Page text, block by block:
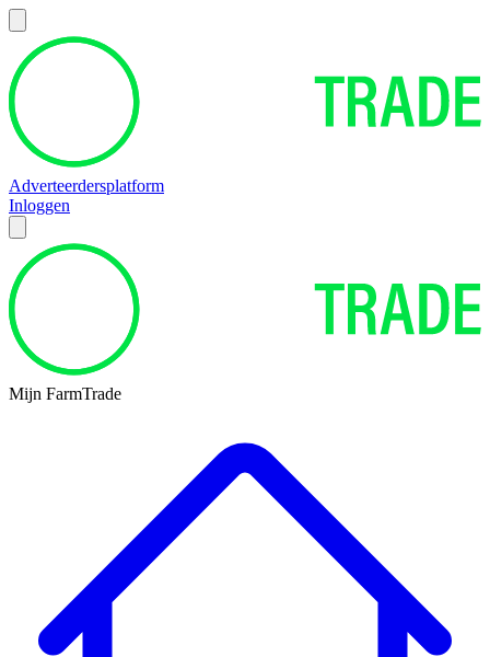
Adverteerdersplatform
Inloggen
Mijn FarmTrade